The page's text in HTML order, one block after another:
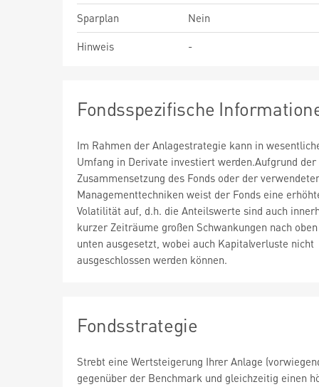
Sparplan
Nein
Hinweis
-
Fondsspezifische
Im Rahmen der Anlagestrategie kann in
Umfang in Derivate investiert werden.Aufgrund der
Zusammensetzung des Fonds oder der
Managementtechniken weist der Fonds eine
Volatilität auf, d.h. die Anteilswerte sind auch
kurzer Zeiträume großen Schwankungen nach
unten ausgesetzt, wobei auch Kapitalverluste nicht
ausgeschlossen werden können.
Fondsstrategie
Strebt eine Wertsteigerung Ihrer Anlage
gegenüber der Benchmark und gleichzeitig einen